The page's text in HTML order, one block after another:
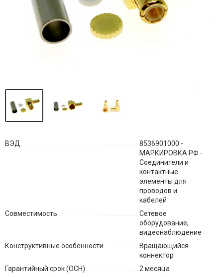
ВЭД
8536901000 -
МАРКИРОВКА РФ -
Соединители и
контактные
элементы для
проводов и
кабелей
Совместимость
Сетевое
оборудование,
видеонаблюдение
Конструктивные особенности
Вращающийся
коннектор
Гарантийный срок (ОСН)
2 месяца